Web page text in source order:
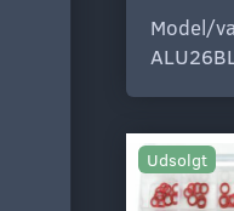
Model/
Udsolgt